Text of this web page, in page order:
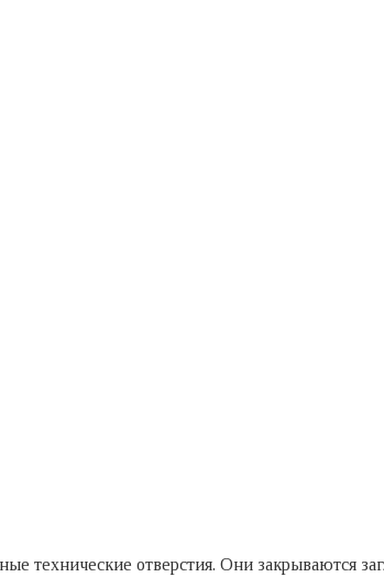
технические отверстия. Они закрываются